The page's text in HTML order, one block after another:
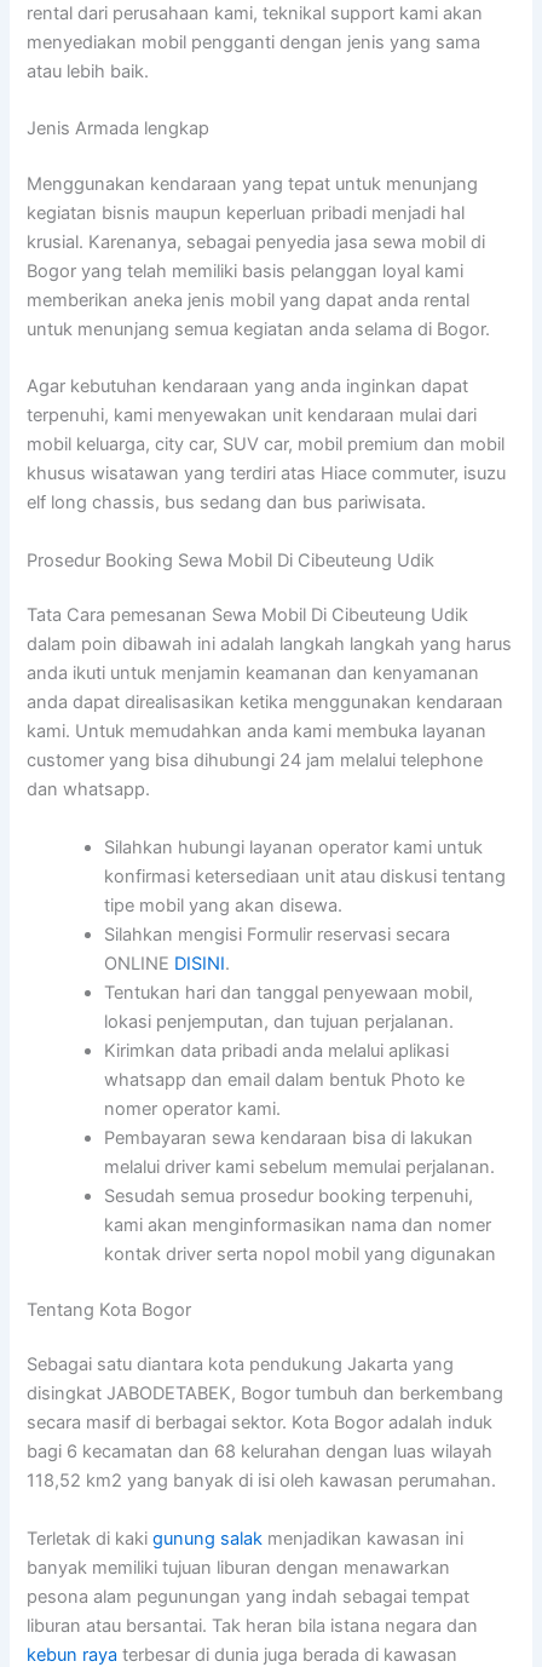
rental dari perusahaan kami, teknikal support kami akan
menyediakan mobil pengganti dengan jenis yang sama
atau lebih baik.
Jenis Armada lengkap
Menggunakan kendaraan yang tepat untuk menunjang
kegiatan bisnis maupun keperluan pribadi menjadi hal
krusial. Karenanya, sebagai penyedia jasa sewa mobil di
Bogor yang telah memiliki basis pelanggan loyal kami
memberikan aneka jenis mobil yang dapat anda rental
untuk menunjang semua kegiatan anda selama di Bogor.
Agar kebutuhan kendaraan yang anda inginkan dapat
terpenuhi, kami menyewakan unit kendaraan mulai dari
mobil keluarga, city car, SUV car, mobil premium dan mobil
khusus wisatawan yang terdiri atas Hiace commuter, isuzu
elf long chassis, bus sedang dan bus pariwisata.
Prosedur Booking Sewa Mobil Di Cibeuteung Udik
Tata Cara pemesanan Sewa Mobil Di Cibeuteung Udik
dalam poin dibawah ini adalah langkah langkah yang harus
anda ikuti untuk menjamin keamanan dan kenyamanan
anda dapat direalisasikan ketika menggunakan kendaraan
kami. Untuk memudahkan anda kami membuka layanan
customer yang bisa dihubungi 24 jam melalui telephone
dan whatsapp.
Silahkan hubungi layanan operator kami untuk
konfirmasi ketersediaan unit atau diskusi tentang
tipe mobil yang akan disewa.
Silahkan mengisi Formulir reservasi secara
ONLINE DISINI.
Tentukan hari dan tanggal penyewaan mobil,
lokasi penjemputan, dan tujuan perjalanan.
Kirimkan data pribadi anda melalui aplikasi
whatsapp dan email dalam bentuk Photo ke
nomer operator kami.
Pembayaran sewa kendaraan bisa di lakukan
melalui driver kami sebelum memulai perjalanan.
Sesudah semua prosedur booking terpenuhi,
kami akan menginformasikan nama dan nomer
kontak driver serta nopol mobil yang digunakan
Tentang Kota Bogor
Sebagai satu diantara kota pendukung Jakarta yang
disingkat JABODETABEK, Bogor tumbuh dan berkembang
secara masif di berbagai sektor. Kota Bogor adalah induk
bagi 6 kecamatan dan 68 kelurahan dengan luas wilayah
118,52 km2 yang banyak di isi oleh kawasan perumahan.
Terletak di kakigunung salak menjadikan kawasan ini
banyak memiliki tujuan liburan dengan menawarkan
pesona alam pegunungan yang indah sebagai tempat
liburan atau bersantai. Tak heran bila istana negara dan
kebun raya terbesar di dunia juga berada di kawasan